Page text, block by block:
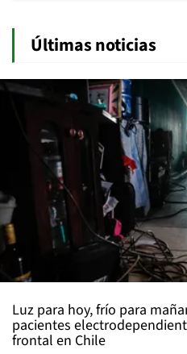
Últimas noticias
Luz para hoy, frío para
pacientes
frontal en Chile